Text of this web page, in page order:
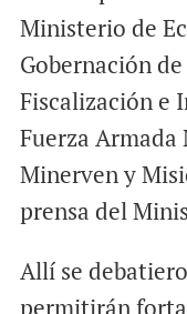
Ministerio de
Gobernación
Fiscalización e
Fuerza
Minerven y
prensa del
Allí se
permitirán